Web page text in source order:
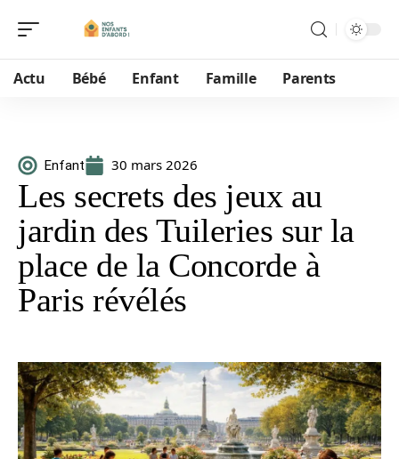
Actu Bébé Enfant Famille Parents
Enfant 30 mars 2026
Les secrets des jeux au
jardin des Tuileries sur la
place de la Concorde à
Paris révélés